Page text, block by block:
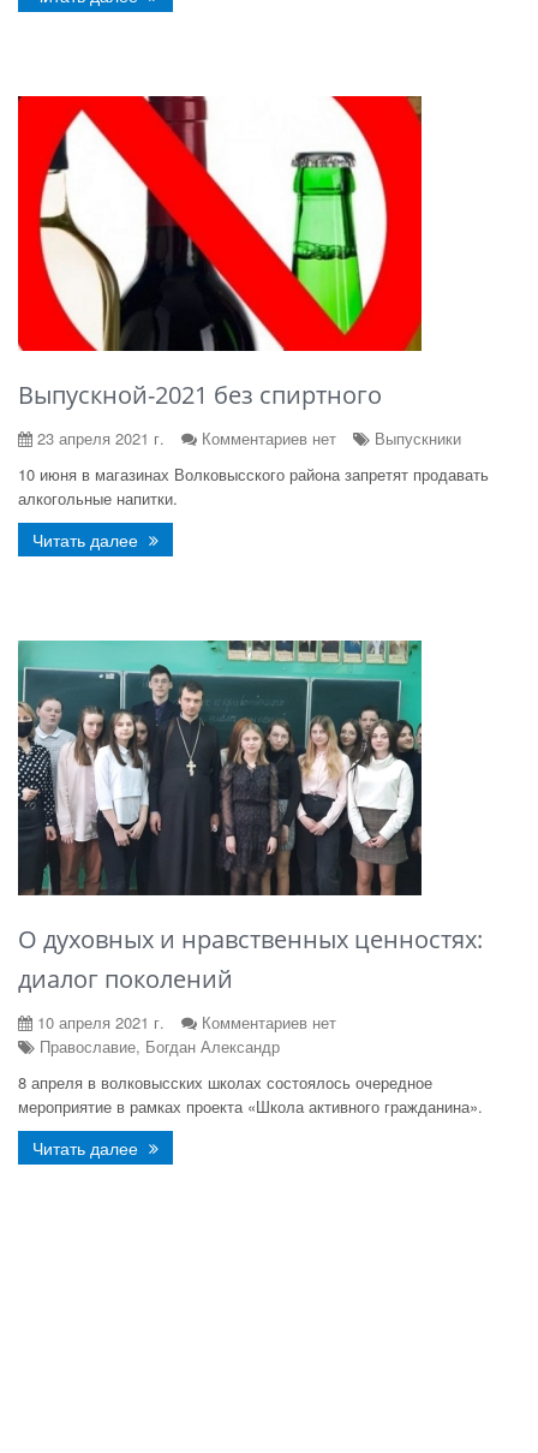
Выпускной-2021 без спиртного
23 апреля 2021 г. Комментариев нет
Выпускники
10 июня в магазинах Волковысского района запретят продавать
алкогольные напитки.
Читать далее
О духовных и нравственных ценностях:
диалог поколений
10 апреля 2021 г.
Комментариев нет
Православие, Богдан Александр
8 апреля в волковысских школах состоялось очередное
мероприятие в рамках проекта «Школа активного гражданина».
Читать далее